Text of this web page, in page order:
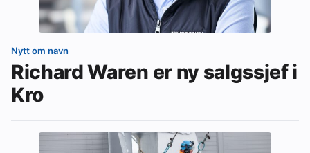
Nytt om navn
Richard Waren er ny salgssjef i
Kro